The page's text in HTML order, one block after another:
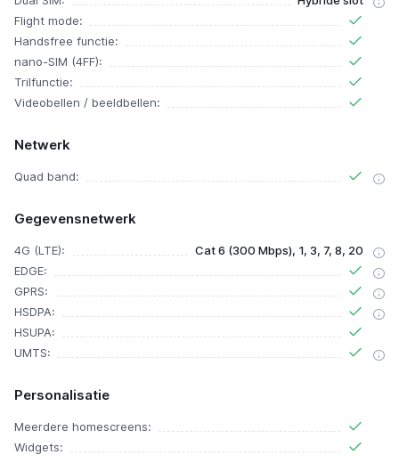
Flight mode:
Handsfree functie:
nano-SIM (4FF):
Trilfunctie:
Videobellen / beeldbellen:
Netwerk
Quad band:
Gegevensnetwerk
4G (LTE):
Cat 6 (300 Mbps), 1, 3, 7, 8, 20
EDGE:
GPRS:
HSDPA:
HSUPA:
UMTS:
Personalisatie
Meerdere homescreens:
Widgets: